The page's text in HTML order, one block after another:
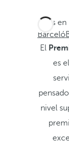
Estás en
Barceló
El
es
nivel